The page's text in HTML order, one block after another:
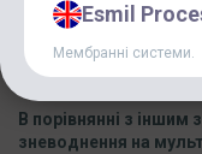
Дегідратори MDQ
зацікавлені в
та приділяють увагу
В порівнянні з
зневоднення на
Esmil
Мембранні системи.